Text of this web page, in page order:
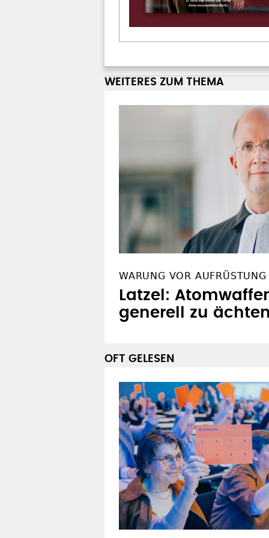
WEITERES ZUM THEMA
WARUNG VOR AUFRÜSTUNG
Latzel:
generell zu
OFT GELESEN